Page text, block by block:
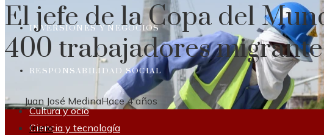
INVERSIONES Y NEGOCIOS
RESPONSABILIDAD SOCIAL
Cultura y ocio
Ciencia y tecnología
El jefe de la Copa del
400 trabajadores
Juan José MedinaHace 4 años
Inicio